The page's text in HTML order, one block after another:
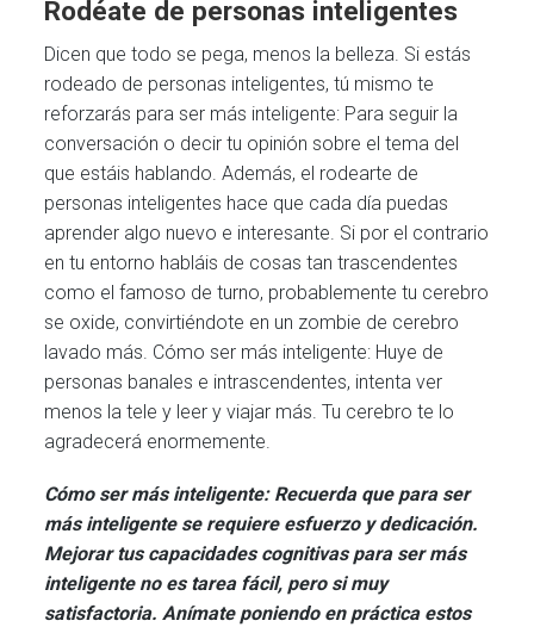
Rodéate de personas inteligentes
Dicen que todo se pega, menos la belleza. Si estás
rodeado de personas inteligentes, tú mismo te
reforzarás para ser más inteligente: Para seguir la
conversación o decir tu opinión sobre el tema del
que estáis hablando. Además, el rodearte de
personas inteligentes hace que cada día puedas
aprender algo nuevo e interesante. Si por el contrario
en tu entorno habláis de cosas tan trascendentes
como el famoso de turno, probablemente tu cerebro
se oxide, convirtiéndote en un zombie de cerebro
lavado más. Cómo ser más inteligente: Huye de
personas banales e intrascendentes, intenta ver
menos la tele y leer y viajar más. Tu cerebro te lo
agradecerá enormemente.
Cómo ser más inteligente: Recuerda que para ser
más inteligente se requiere esfuerzo y dedicación.
Mejorar tus capacidades cognitivas para ser más
inteligente no es tarea fácil, pero si muy
satisfactoria. Anímate poniendo en práctica estos